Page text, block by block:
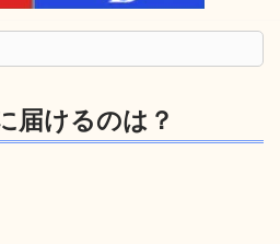
けるのは？